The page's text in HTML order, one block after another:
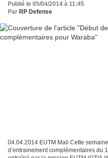
Publié le 05/04/2014 à 11:45
Par RP Defense
04.04.2014 EUTM Mali Cette
d’entrainement complémentaires du